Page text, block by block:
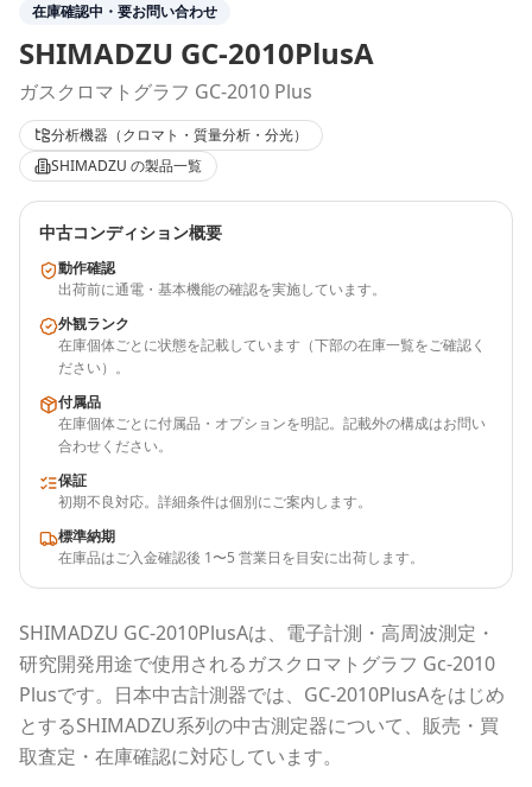
在庫確認中・要お問い合わせ
SHIMADZU GC-2010PlusA
ガスクロマトグラフ GC-2010 Plus
分析機器（クロマト・質量分析・分光）
SHIMADZU の製品一覧
中古コンディション概要
動作確認
出荷前に通電・基本機能の確認を実施しています。
外観ランク
在庫個体ごとに状態を記載しています（下部の在庫一覧をご確認く
ださい）。
付属品
在庫個体ごとに付属品・オプションを明記。記載外の構成はお問い
合わせください。
保証
初期不良対応。詳細条件は個別にご案内します。
標準納期
在庫品はご入金確認後 1〜5 営業日を目安に出荷します。
SHIMADZU GC-2010PlusAは、電子計測・高周波測定・
研究開発用途で使用されるガスクロマトグラフ Gc-2010
Plusです。 日本中古計測器では、 GC-2010PlusAをはじめ
とするSHIMADZU系列の中古測定器について、販売・買
取査定・在庫確認に対応しています。